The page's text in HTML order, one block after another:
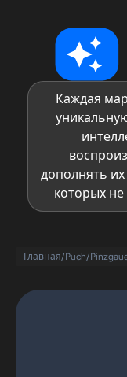
Каждая
дополнять
которых не
Главная/Puch/